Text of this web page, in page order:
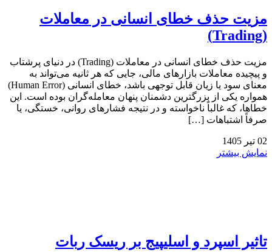
مزیت حذف خطای انسانی در معاملات
(Trading)
مزیت حذف خطای انسانی در معاملات (Trading) در دنیای پرشتاب
و پیچیده معاملات بازارهای مالی، جایی که هر ثانیه می‌تواند به
معنای سود یا زیان قابل توجهی باشد، خطای انسانی (Human Error)
همواره یکی از بزرگترین دشمنان پنهان معامله‌گران بوده است. این
خطاها، که غالباً ناخواسته و در نتیجه فشارهای روانی، خستگی، یا
صرفاً اشتباهات […]
02 تیر 1405
نمایش بیشتر
تاثیر اسپرد و اسلیپیج بر ریسک ربات